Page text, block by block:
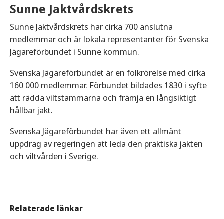
Sunne Jaktvårdskrets
Sunne Jaktvårdskrets har cirka 700 anslutna
medlemmar och är lokala representanter för Svenska
Jägareförbundet i Sunne kommun.
Svenska Jägareförbundet är en folkrörelse med cirka
160 000 medlemmar. Förbundet bildades 1830 i syfte
att rädda viltstammarna och främja en långsiktigt
hållbar jakt.
Svenska Jägareförbundet har även ett allmänt
uppdrag av regeringen att leda den praktiska jakten
och viltvården i Sverige.
Relaterade länkar